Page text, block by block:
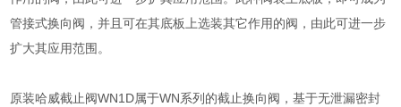
管接式换向阀，并且可在其底板上选装其它作用的阀，由此可进一步
扩大其应用范围。
原装哈威截止阀WN1D属于WN系列的截止换向阀，基于无泄漏密封